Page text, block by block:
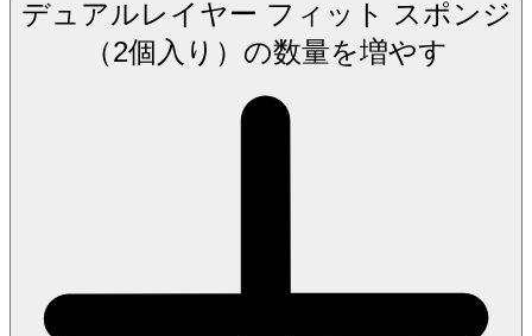
デュアルレイヤー フィット スポンジ
（2個入り）の数量を増やす